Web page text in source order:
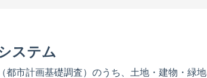
ステム
市計画基礎調査）のうち、土地・建物・緑